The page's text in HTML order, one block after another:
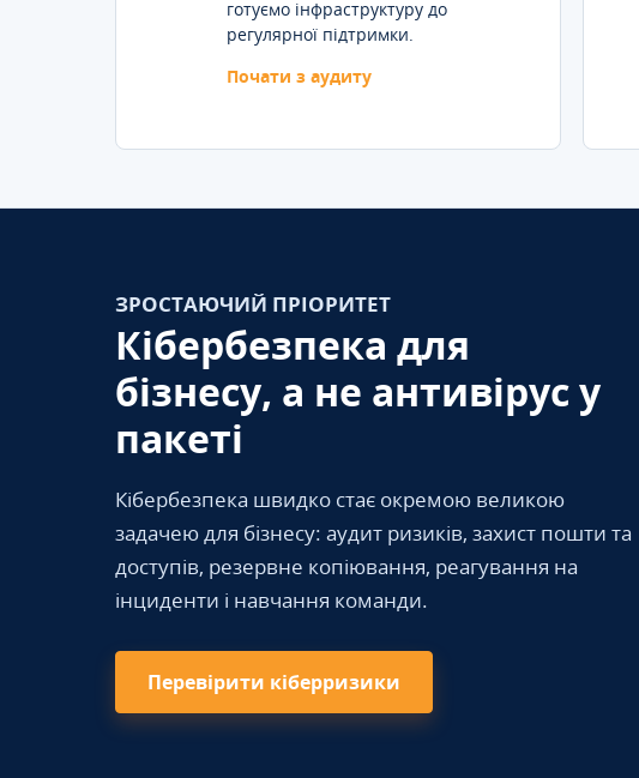
готуємо інфраструктуру до
регулярної підтримки.
Почати з аудиту
ЗРОСТАЮЧИЙ ПРІОРИТЕТ
Кібербезпека для
бізнесу, а не антивірус у
пакеті
Кібербезпека швидко стає окремою великою
задачею для бізнесу: аудит ризиків, захист пошти та
доступів, резервне копіювання, реагування на
інциденти і навчання команди.
Перевірити кіберризики